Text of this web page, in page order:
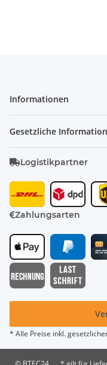
Informationen
Gesetzliche
Logistikpartner
Zahlungsarten
* Alle Preise inkl.